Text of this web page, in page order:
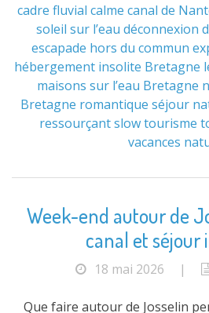
cadre fluvial calme canal de
soleil sur l’eau déconnexion
escapade hors du commun
hébergement insolite Bretagne
maisons sur l’eau Bretagne
Bretagne romantique séjour
ressourçantslow tourisme
vacances
Week-end autour de
canal et séjour
18 mai 2026 |
Que faire autour de Josselin